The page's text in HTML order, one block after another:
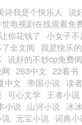
诗我是个快乐人 说
电视剧在线观看免
让你花钱了 小女子
全文阅 我是快乐
说好的不炒cp免费
263中文 22看书
中文 帝国小说 读
可心文学 王者小说
小说 山河小说 冰
元宝小说 词典小